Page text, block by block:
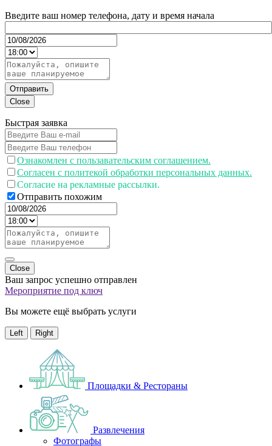
Введите ваш номер телефона, дату и время начала
Отправить
Close
Быстрая заявка
Ознакомлен с пользавательским соглашением.
Согласен с политекой обработки персональных данных.
Согласие на рекламные рассылки.
Отправить похожим
Close
Ваш запрос успешно отправлен
Мероприятие под ключ
Вы можете ещё выбрать услуги
Left Right
Площадки & Рестораны
Развлечения
Фотографы